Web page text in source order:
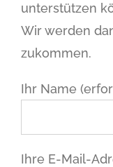
unterstützen
Wir werden
zukommen.
Ihr Name
Ihre E-Mail-